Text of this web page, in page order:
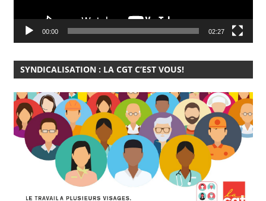
00:00 02:27
SYNDICALISATION : LA CGT C’EST VOUS!